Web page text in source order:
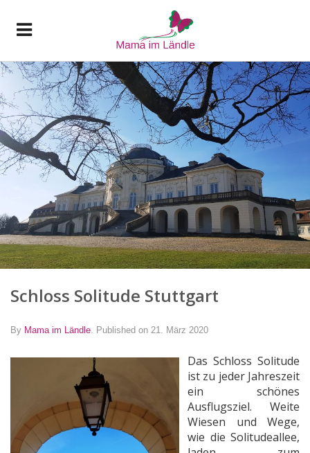
Schloss Solitude Stuttgart
By Mama im Ländle Published on 21. März 2020
Das Schloss Solitude
ist zu jeder Jahreszeit
ein schönes
Ausflugsziel. Weite
Wiesen und Wege,
wie die Solitudeallee,